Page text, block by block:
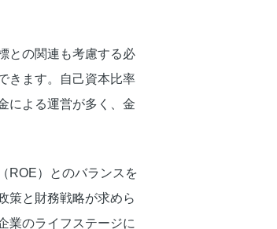
との関連も考慮する必
きます。自己資本比率
による運営が多く、金
ROE）とのバランスを
策と財務戦略が求めら
業のライフステージに